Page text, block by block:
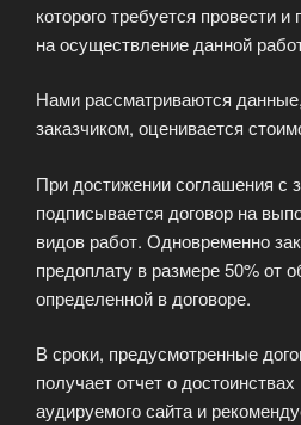
которого требуется провести
на осуществление данной
Нами рассматриваются
заказчиком, оценивается
При достижении соглашения с
подписывается договор на
видов работ. Одновременно
предоплату в размере 50% от
определенной в договоре.
В сроки, предусмотренные
получает отчет о достоинствах
аудируемого сайта и